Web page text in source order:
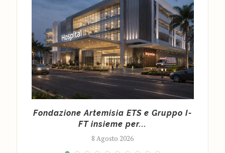
Fondazione Artemisia ETS e Gruppo I-
FT insieme per...
8 Agosto 2026